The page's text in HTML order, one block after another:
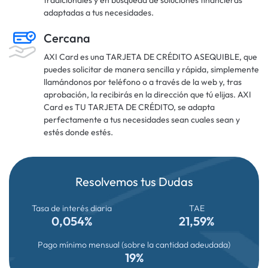
adaptadas a tus necesidades.
Cercana
AXI Card es una TARJETA DE CRÉDITO ASEQUIBLE, que
puedes solicitar de manera sencilla y rápida, simplemente
llamándonos por teléfono o a través de la web y, tras
aprobación, la recibirás en la dirección que tú elijas. AXI
Card es TU TARJETA DE CRÉDITO, se adapta
perfectamente a tus necesidades sean cuales sean y
estés donde estés.
Resolvemos tus Dudas
Tasa de interés diaria
0,054%
TAE
21,59%
Pago mínimo mensual (sobre la cantidad adeudada)
19%